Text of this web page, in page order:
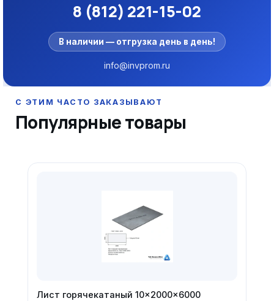
8 (812) 221-15-02
В наличии — отгрузка день в день!
info@invprom.ru
Популярные товары
Лист горячекатаный 10×2000×6000